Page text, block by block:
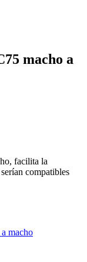
macho a
facilita la
compatibles
macho